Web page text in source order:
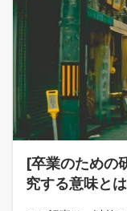
[卒業のための
究する意味と